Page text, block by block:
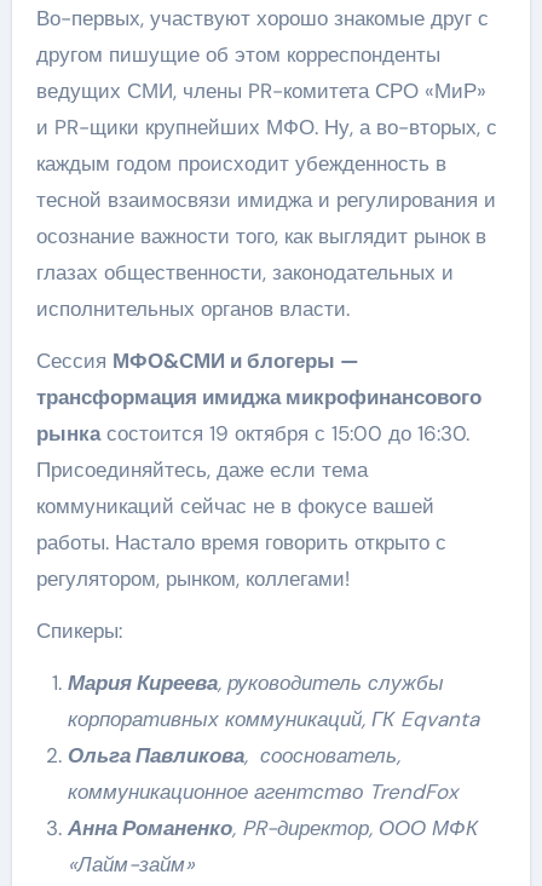
Во-первых, участвуют хорошо знакомые друг с
другом пишущие об этом корреспонденты
ведущих СМИ, члены PR-комитета СРО «МиР»
и PR-щики крупнейших МФО. Ну, а во-вторых, с
каждым годом происходит убежденность в
тесной взаимосвязи имиджа и регулирования и
осознание важности того, как выглядит рынок в
глазах общественности, законодательных и
исполнительных органов власти.
Сессия МФО&СМИ и блогеры —
трансформация имиджа микрофинансового
рынкасостоится 19 октября с 15:00 до 16:30.
Присоединяйтесь, даже если тема
коммуникаций сейчас не в фокусе вашей
работы. Настало время говорить открыто с
регулятором, рынком, коллегами!
Спикеры:
Мария Киреева, руководитель службы
корпоративных коммуникаций, ГК Eqvanta
Ольга Павликова, сооснователь,
коммуникационное агентство TrendFox
Анна Романенко, PR-директор, ООО МФК
«Лайм-займ»